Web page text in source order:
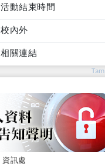
活動結束時間
校內外
相關連結
資訊處